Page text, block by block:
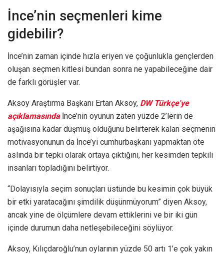
İnce’nin seçmenleri kime
gidebilir?
İnce’nin zaman içinde hızla eriyen ve çoğunlukla gençlerden
oluşan seçmen kitlesi bundan sonra ne yapabileceğine dair
de farklı görüşler var.
Aksoy Araştırma Başkanı Ertan Aksoy, DW Türkçe’ye
açıklamasındaİnce’nin oyunun zaten yüzde 2’lerin de
aşağısına kadar düşmüş olduğunu belirterek kalan seçmenin
motivasyonunun da İnce’yi cumhurbaşkanı yapmaktan öte
aslında bir tepki olarak ortaya çıktığını, her kesimden tepkili
insanları topladığını belirtiyor.
“Dolayısıyla seçim sonuçları üstünde bu kesimin çok büyük
bir etki yaratacağını şimdilik düşünmüyorum” diyen Aksoy,
ancak yine de ölçümlere devam ettiklerini ve bir iki gün
içinde durumun daha netleşebileceğini söylüyor.
Aksoy, Kılıçdaroğlu’nun oylarının yüzde 50 artı 1’e çok yakın